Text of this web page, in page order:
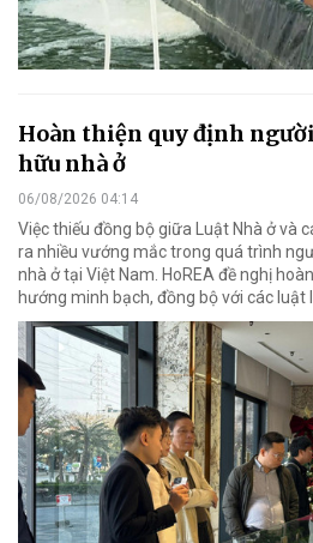
Hoàn thiện quy định
hữu nhà ở
06/08/2026 04:14
Việc thiếu đồng bộ giữa Luật Nhà ở và
ra nhiều vướng mắc trong quá trình
nhà ở tại Việt Nam. HoREA đề nghị
hướng minh bạch, đồng bộ với các luật